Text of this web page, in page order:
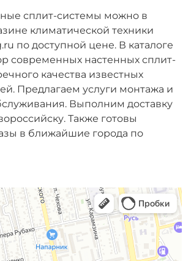
сплит-системы можно в
климатической техники
по доступной цене. В каталоге
современных настенных сплит-
качества известных
Предлагаем услуги монтажа и
Выполним доставку
Также готовы
в ближайшие города по